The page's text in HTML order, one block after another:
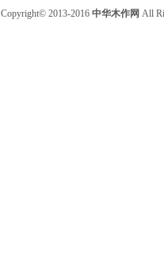
Copyright© 2013-2016 中华木作网 All